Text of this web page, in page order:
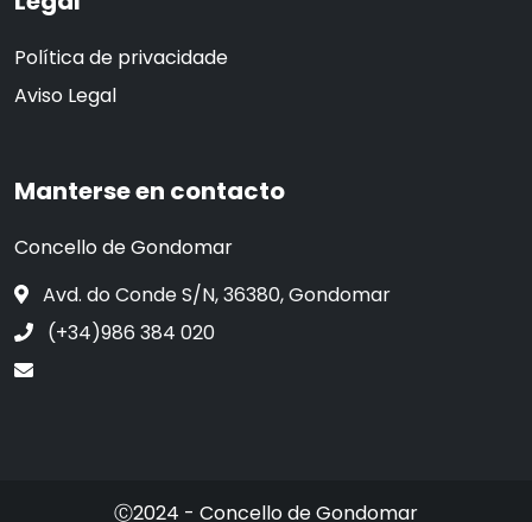
Política de privacidade
Aviso Legal
Manterse en contacto
Concello de Gondomar
Avd. do Conde S/N, 36380, Gondomar
(+34)986 384 020
Ⓒ2024 - Concello de Gondomar